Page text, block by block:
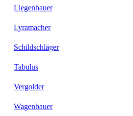
Liegenbauer
Lyramacher
Schildschläger
Tabulus
Vergolder
Wagenbauer